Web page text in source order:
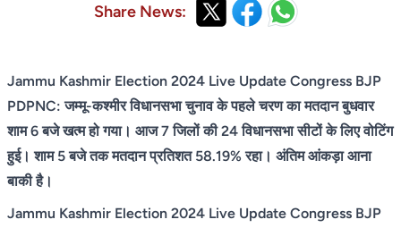
Share News:
Jammu Kashmir Election 2024 Live Update Congress BJP
PDPNC: जम्मू-कश्मीर विधानसभा चुनाव के पहले चरण का मतदान बुधवार
शाम 6 बजे खत्म हो गया। आज 7 जिलों की 24 विधानसभा सीटों के लिए वोटिंग
हुई। शाम 5 बजे तक मतदान प्रतिशत 58.19% रहा। अंतिम आंकड़ा आना
बाकी है।
Jammu Kashmir Election 2024 Live Update Congress BJP